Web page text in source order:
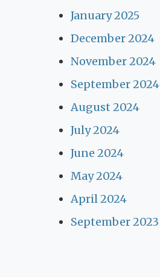
January 2025
December 2024
November 2024
September 2024
August 2024
July 2024
June 2024
May 2024
April 2024
September 2023